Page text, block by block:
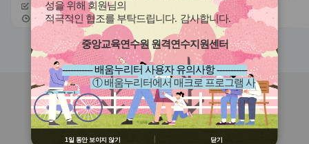
신청기간
26.08.03 ~ 26.12.20
교육기간
26.08.03 ~ 26.12.20
26.07.20 ~ 26.12.20
교육기간
26.07.20 ~ 26.12.20
슬
라
이
드
버
튼
이
전
슬
이
드
버
튼
다
연수원소식
성을 위해 회원님의
적극적인 협조를 부탁드립니다. 감사합니다.
중앙교육연수원 원격연수지원센터
----------- 배움누리터 사용자 유의사항 -----------
① 배움누리터에서 매크로 프로그램 사
용 금지
② 배움누리터 수강용 매크로 프로그램
제작 배포 금지
③ 유무료 매크로 프로그램 사용을 블로
1일 동안 보이지 않기 닫기